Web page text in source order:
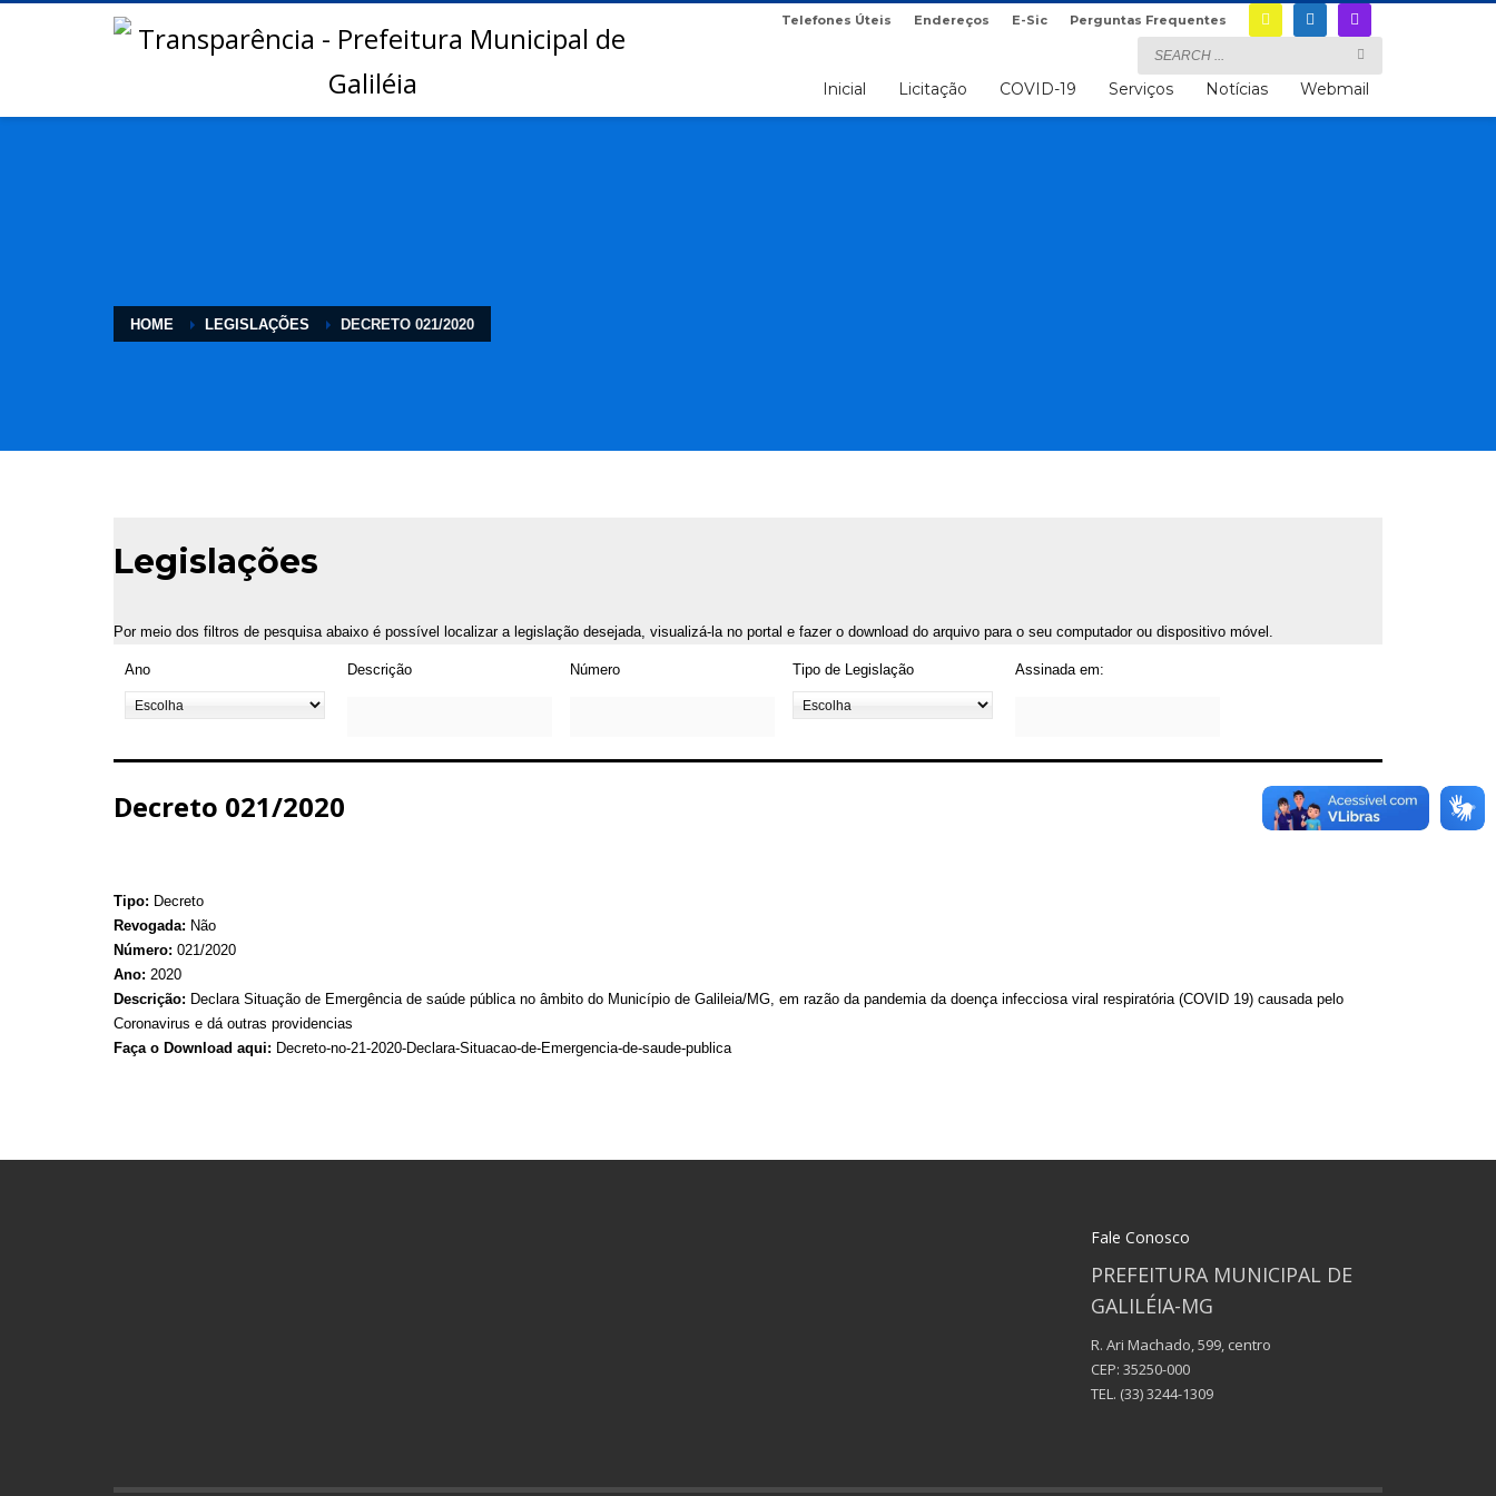
Telefones Úteis Endereços E-Sic Perguntas Frequentes
Inicial Licitação COVID-19 Serviços Notícias Webmail
HOME LEGISLAÇÕES DECRETO 021/2020
Legislações
Por meio dos filtros de pesquisa abaixo é possível localizar a legislação desejada, visualizá-la no portal e fazer o download do arquivo para o seu computador ou dispositivo móvel.
Ano Descrição Número Tipo de Legislação Assinada em:
Decreto 021/2020
Tipo: Decreto
Revogada: Não
Número: 021/2020
Ano: 2020
Descrição: Declara Situação de Emergência de saúde pública no âmbito do Município de Galileia/MG, em razão da pandemia da doença infecciosa viral respiratória (COVID 19) causada pelo
Coronavirus e dá outras providencias
Faça o Download aqui: Decreto-no-21-2020-Declara-Situacao-de-Emergencia-de-saude-publica
Fale Conosco
PREFEITURA MUNICIPAL DE
GALILÉIA-MG
R. Ari Machado, 599, centro
CEP: 35250-000
TEL. (33) 3244-1309